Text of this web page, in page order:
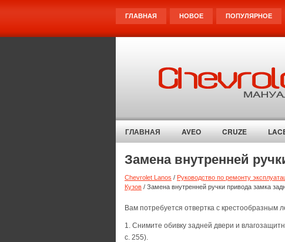
ГЛАВНАЯ НОВОЕ ПОПУЛЯРНОЕ
ГЛАВНАЯ AVEO CRUZE
Замена внутренней
Chevrolet Lanos / Руководство по ремонту
Кузов / Замена внутренней ручки привода замка
Вам потребуется отвертка с крестообразным
1. Снимите обивку задней двери и
с. 255).